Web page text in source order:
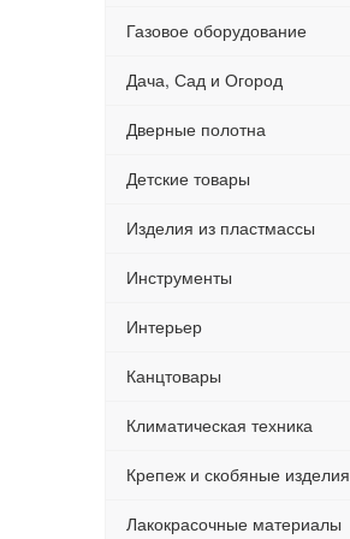
Газовое оборудование
Дача, Сад и Огород
Дверные полотна
Детские товары
Изделия из пластмассы
Инструменты
Интерьер
Канцтовары
Климатическая техника
Крепеж и скобяные изделия
Лакокрасочные материалы